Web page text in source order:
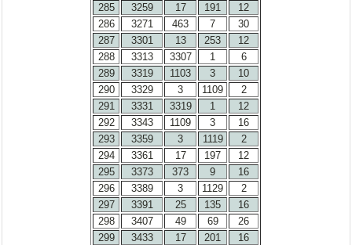
285
3259 17 191
12
286
3271 463 7
30
287
3301 13 253
12
288
3313 3307 1
6
289
3319 1103 3
10
290
3329 3 1109
2
291
3331 3319 1
12
292
3343 1109 3
16
293
3359 3 1119
2
294
3361 17 197
12
295
3373 373 9
16
296
3389 3 1129
2
297
3391 25 135
16
298
3407 49 69
26
299
3433 17 201
16